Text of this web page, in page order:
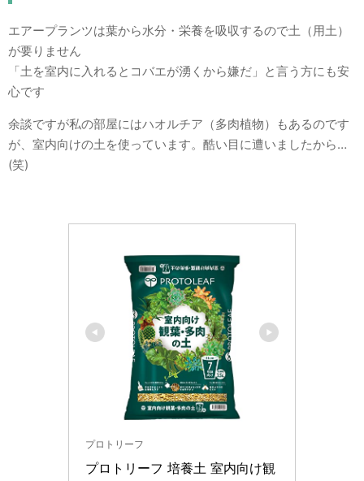
エアープランツは葉から水分・栄養を吸収するので土（用土）
が要りません
「土を室内に入れるとコバエが湧くから嫌だ」と言う方にも安
心です
余談ですが私の部屋にはハオルチア（多肉植物）もあるのです
が、室内向けの土を使っています。酷い目に遭いましたから…
(笑)
プロトリーフ
プロトリーフ 培養土 室内向け観